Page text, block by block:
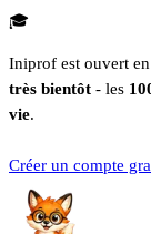
🎓
Iniprof est ouvert en
très bientôt - les
vie.
Créer un compte